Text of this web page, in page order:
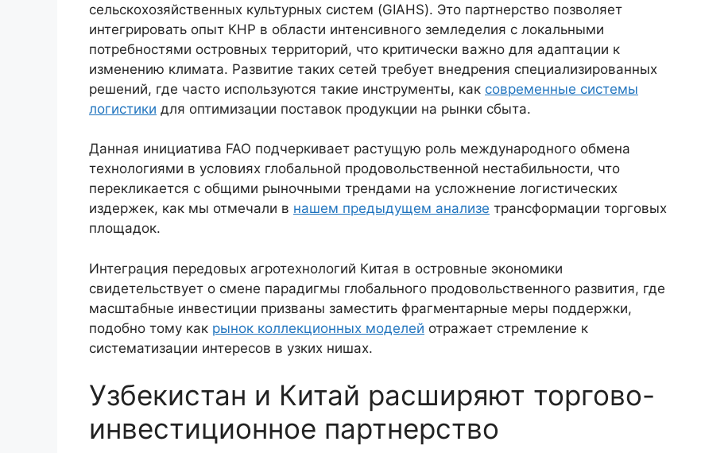
сельскохозяйственных культурных систем (GIAHS). Это партнерство позволяет
интегрировать опыт КНР в области интенсивного земледелия с локальными
потребностями островных территорий, что критически важно для адаптации к
изменению климата. Развитие таких сетей требует внедрения специализированных
решений, где часто используются такие инструменты, как современные системы
логистики для оптимизации поставок продукции на рынки сбыта.
Данная инициатива FAO подчеркивает растущую роль международного обмена
технологиями в условиях глобальной продовольственной нестабильности, что
перекликается с общими рыночными трендами на усложнение логистических
издержек, как мы отмечали в нашем предыдущем анализе трансформации торговых
площадок.
Интеграция передовых агротехнологий Китая в островные экономики
свидетельствует о смене парадигмы глобального продовольственного развития, где
масштабные инвестиции призваны заместить фрагментарные меры поддержки,
подобно тому как рынок коллекционных моделей отражает стремление к
систематизации интересов в узких нишах.
Узбекистан и Китай расширяют торгово-
инвестиционное партнерство